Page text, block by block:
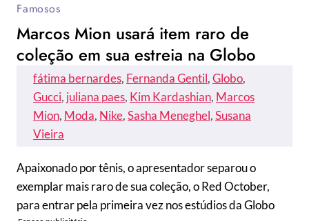
Famosos
Marcos Mion usará item raro de
coleção em sua estreia na Globo
fátima bernardes, Fernanda Gentil, Globo
Gucci, juliana paes, Kim Kardashian, Marcos
Mion, Moda, Nike, Sasha Meneghel, Susana
Vieira
Apaixonado por tênis, o apresentador separou o
exemplar mais raro de sua coleção, o Red October,
para entrar pela primeira vez nos estúdios da Globo